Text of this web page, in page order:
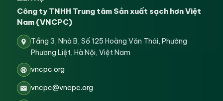
Công ty TNHH Trung tâm Sản xuất sạch hơn Việt
Nam (VNCPC)
Tầng 3, Nhà B, Số 125 Hoàng Văn Thái, Phường
Phương Liệt, Hà Nội, Việt Nam
vncpc.org
vncpc@vncpc.org